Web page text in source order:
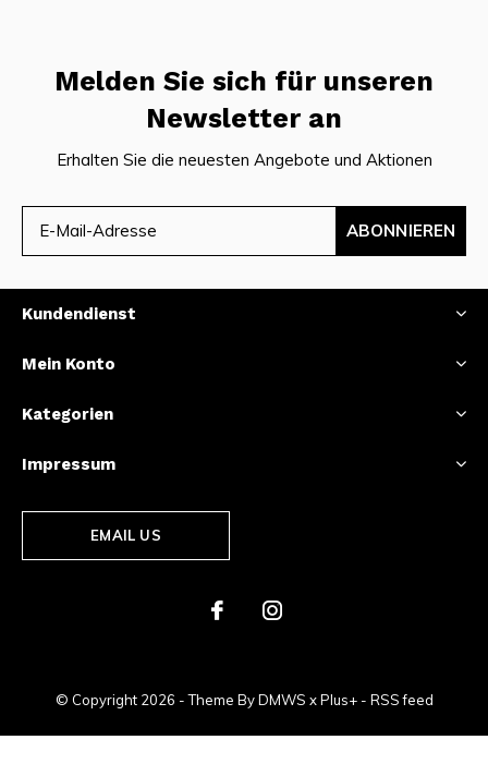
Melden Sie sich für unseren
Newsletter an
Erhalten Sie die neuesten Angebote und Aktionen
ABONNIEREN
Kundendienst
Mein Konto
Kategorien
Impressum
EMAIL US
© Copyright 2026 - Theme ByDMWS xPlus+- RSS feed